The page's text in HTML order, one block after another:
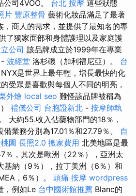
司4VOO。 台北 按摩 這些狀態
片 豐原整骨 藝術化妝品滿足了最著
，商人的需求，並提供了最知名的專
了獨家面部和身體護理以及家庭護
公司 該品牌成立於1999年在專業
- 波經堂 洛杉磯（加利福尼亞）。 台
NYX是世界上最年輕，增長最快的化
受眾是喜歡與每個人不同的明亮，
外燴 local seo 難怪該品牌被稱為
禮儀公司 台胞證新北 - 按摩師執
大約55.收入佔藥物部門的18％，
業務分別為17.01％和27.79％。 自
園 長照2.0 搬家費用 北美地區是最
％，其次是歐洲（22％），亞洲太
基納（9％），拉丁美洲（6％）和
，6％）。 頭痛 按摩 wordpress
，例如Le 台中國術館推薦 Blanc的